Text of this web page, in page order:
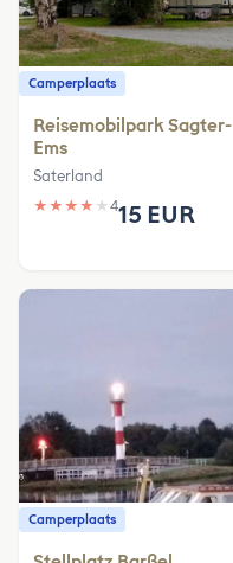
Camperplaats
Reisemobilpark Sagter-
Ems
Saterland
★ ★ ★ ★ ★ 415 EUR
Camperplaats